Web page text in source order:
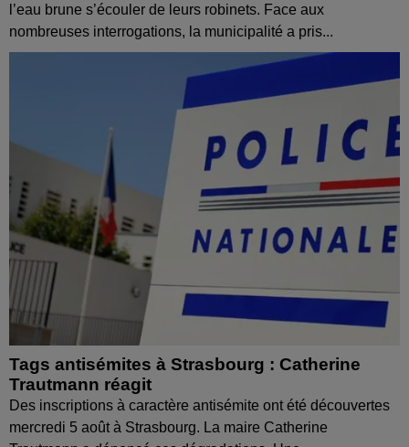
l’eau brune s’écouler de leurs robinets. Face aux
nombreuses interrogations, la municipalité a pris...
Tags antisémites à Strasbourg : Catherine
Trautmann réagit
Des inscriptions à caractère antisémite ont été découvertes
mercredi 5 août à Strasbourg. La maire Catherine